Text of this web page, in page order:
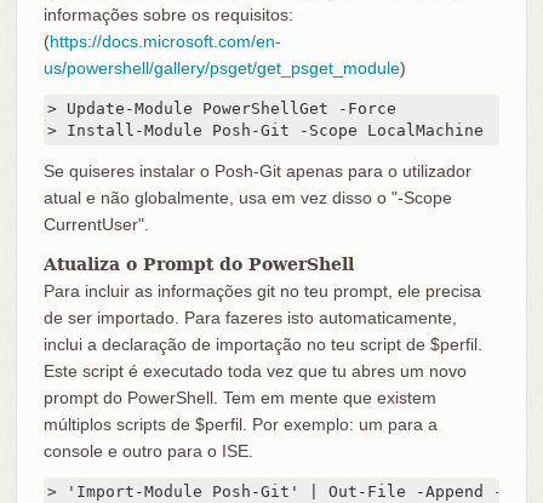
informações sobre os requisitos:
(https://docs.microsoft.com/en-
us/powershell/gallery/psget/get_psget_module)
> Update-Module PowerShellGet -Force
> Install-Module Posh-Git -Scope LocalMachine
Se quiseres instalar o Posh-Git apenas para o utilizador
atual e não globalmente, usa em vez disso o "-Scope
CurrentUser".
Atualiza o Prompt do PowerShell
Para incluir as informações git no teu prompt, ele precisa
de ser importado. Para fazeres isto automaticamente,
inclui a declaração de importação no teu script de $perfil.
Este script é executado toda vez que tu abres um novo
prompt do PowerShell. Tem em mente que existem
múltiplos scripts de $perfil. Por exemplo: um para a
console e outro para o ISE.
> 'Import-Module Posh-Git' | Out-File -Append -